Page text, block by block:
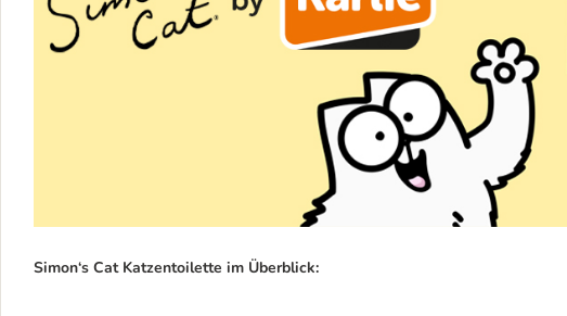
Simon‘s Cat Katzentoilette im Überblick: